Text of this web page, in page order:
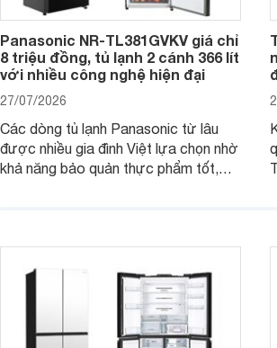
Panasonic NR-TL381GVKV giá chỉ
8 triệu đồng, tủ lạnh 2 cánh 366 lít
với nhiều công nghệ hiện đại
27/07/2026
Các dòng tủ lạnh Panasonic từ lâu
được nhiều gia đình Việt lựa chọn nhờ
khả năng bảo quản thực phẩm tốt,
phân khúc khiến không ít người dùng
phải cân nhắc. Trên thị trường hiện